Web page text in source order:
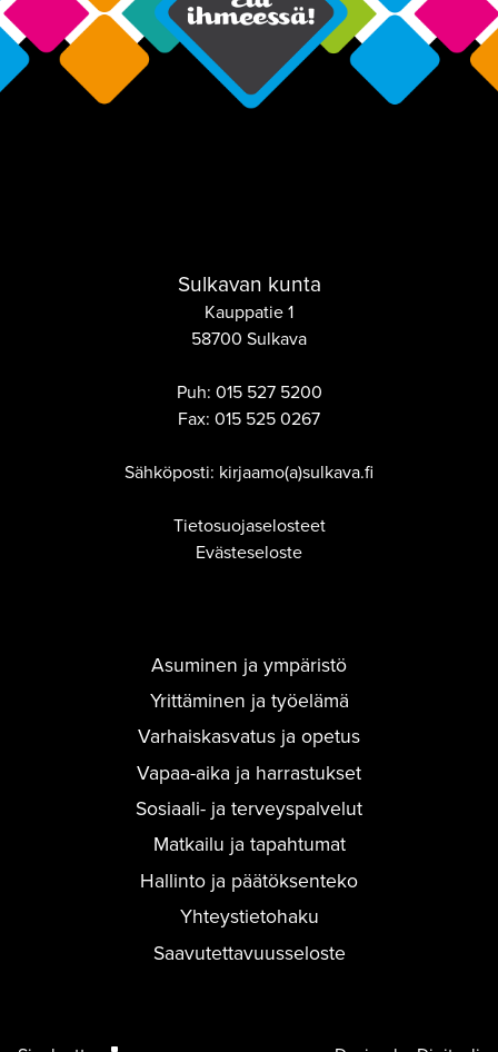
Sulkavan kunta
Kauppatie 1
58700 Sulkava
Puh: 015 527 5200
Fax: 015 525 0267
Sähköposti: kirjaamo(a)sulkava.fi
Tietosuojaselosteet
Evästeseloste
Asuminen ja ympäristö
Yrittäminen ja työelämä
Varhaiskasvatus ja opetus
Vapaa-aika ja harrastukset
Sosiaali- ja terveyspalvelut
Matkailu ja tapahtumat
Hallinto ja päätöksenteko
Yhteystietohaku
Saavutettavuusseloste